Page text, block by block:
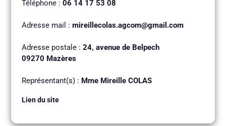
Téléphone : 06 14 17 53 08
Adresse mail : mireillecolas.agcom@gmail.com
Adresse postale : 24, avenue de Belpech
09270 Mazères
Représentant(s) : Mme Mireille COLAS
Lien du site